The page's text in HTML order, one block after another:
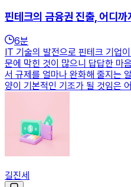
핀테크의 금융권 진출, 어디
6분
IT 기술의 발전으로 핀테크 기업
문에 막힌 것이 많으니 답답한 마
서 규제를 얼마나 완화해 줄지는
양이 기본적인 기조가 될 것임은
길진세